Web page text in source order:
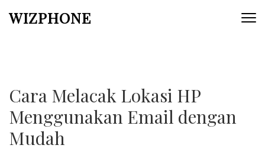
WIZPHONE
Cara Melacak Lokasi HP
Menggunakan Email dengan
Mudah